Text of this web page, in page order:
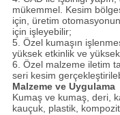
mükemmel. Kesim
için, üretim
için işleyebilir;
5. Özel kumaşın
yüksek etkinlik ve
6. Özel malzeme iletim
seri kesim
Malzeme ve Uygulama
Kumaş ve kumaş, deri,
kauçuk, plastik,